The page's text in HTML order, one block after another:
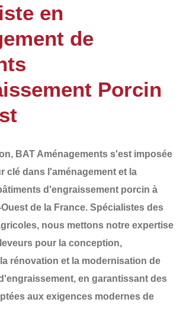
en
de
Porcin
BAT Aménagements s'est imposée
clé dans l'aménagement et la
d'engraissement porcin à
de la France. Spécialistes des
nous mettons notre expertise
pour la conception,
rénovation et la modernisation de
, en garantissant des
aux exigences modernes de